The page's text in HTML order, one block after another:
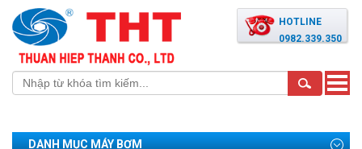
HOTLINE
0982.339.350
Toggle
DANH MỤC MÁY BƠM